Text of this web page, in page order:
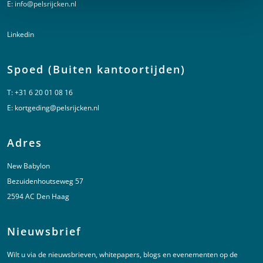
E: info@pelsrijcken.nl
Linkedin
Spoed (Buiten kantoortijden)
T:+31 6 20 01 08 16
E: kortgeding@pelsrijcken.nl
Adres
New Babylon
Bezuidenhoutseweg 57
2594 AC Den Haag
Nieuwsbrief
Wilt u via de nieuwsbrieven, whitepapers, blogs en evenementen op de